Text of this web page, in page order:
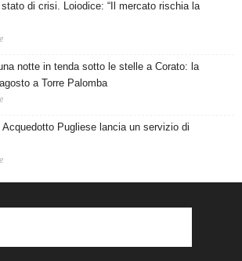
di crisi. Loiodice: “Il mercato rischia la
notte in tenda sotto le stelle a Corato: la
a Torre Palomba
Pugliese lancia un servizio di